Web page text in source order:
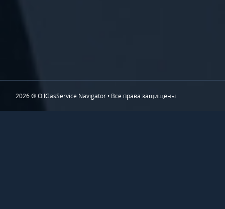
2026 ® OilGasService Navigator • Все права защищены